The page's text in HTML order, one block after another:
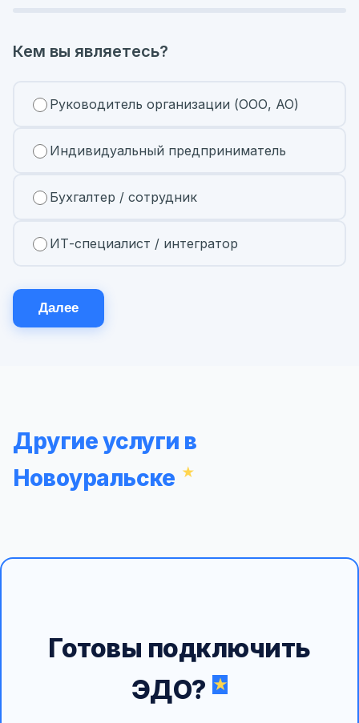
Кем вы являетесь?
Руководитель организации (ООО, АО)
Индивидуальный предприниматель
Бухгалтер / сотрудник
ИТ-специалист / интегратор
Далее
Другие услуги в
Новоуральске
Готовы подключить
ЭДО?